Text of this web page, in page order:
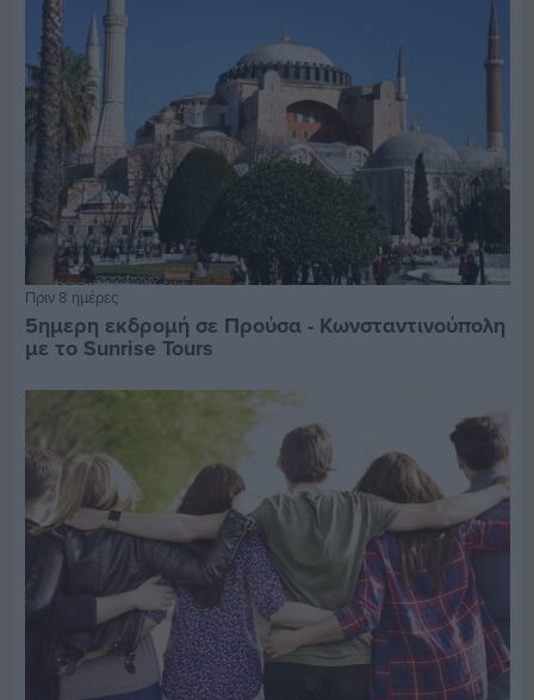
Πριν 8 ημέρες
5ημερη εκδρομή σε Προύσα - Κωνσταντινούπολη
με το Sunrise Tours